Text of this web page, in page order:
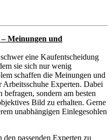
Meinungen und
eine Kaufentscheidung
sie sich nur wenig
schaffen die Meinungen und
Experten. Dabei
sondern am besten
Bild zu erhalten. Gerne
unabhängigen Einlegesohlen
passenden Experten zu